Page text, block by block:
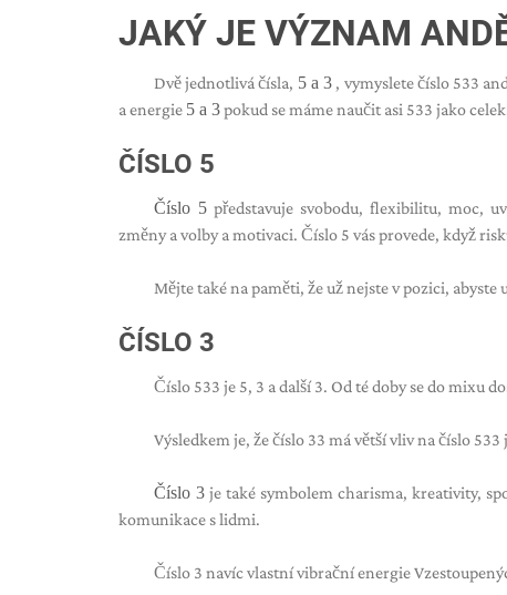
JAKÝ JE VÝZNAM
Dvě jednotlivá čísla, 5 a 3 , vymyslete číslo 533
a energie 5 a 3pokud se máme naučit asi 533 jako
ČÍSLO 5
Číslo 5 představuje svobodu, flexibilitu, moc,
změny a volby a motivaci. Číslo 5 vás provede, když
Mějte také na paměti, že už nejste v pozici,
ČÍSLO 3
Číslo 533 je 5, 3 a další 3. Od té doby se do mixu
Výsledkem je, že číslo 33 má větší vliv na číslo
Číslo 3 je také symbolem charisma, kreativity,
komunikace s lidmi.
Číslo 3 navíc vlastní vibrační energie